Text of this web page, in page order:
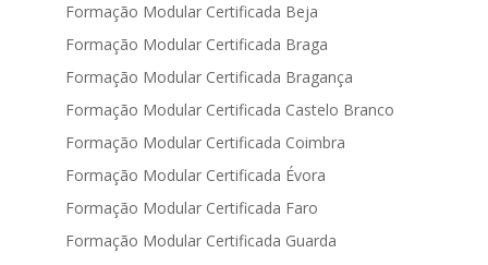
Formação Modular Certificada Beja
Formação Modular Certificada Braga
Formação Modular Certificada Bragança
Formação Modular Certificada Castelo Branco
Formação Modular Certificada Coimbra
Formação Modular Certificada Évora
Formação Modular Certificada Faro
Formação Modular Certificada Guarda